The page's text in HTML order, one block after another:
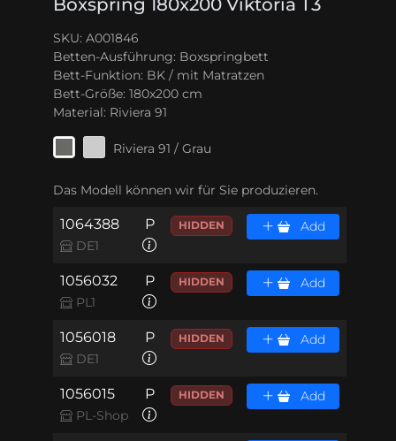
Boxspring 180x200 Viktoria T3
SKU: A001846
Betten-Ausführung: Boxspringbett
Bett-Funktion: BK / mit Matratzen
Bett-Größe: 180x200 cm
Material: Riviera 91
Riviera 91 / Grau
Das Modell können wir für Sie produzieren.
1064388
DE1
P HIDDEN Add
1056032
PL1
P HIDDEN Add
1056018
DE1
P HIDDEN Add
1056015
PL-Shop
P HIDDEN Add